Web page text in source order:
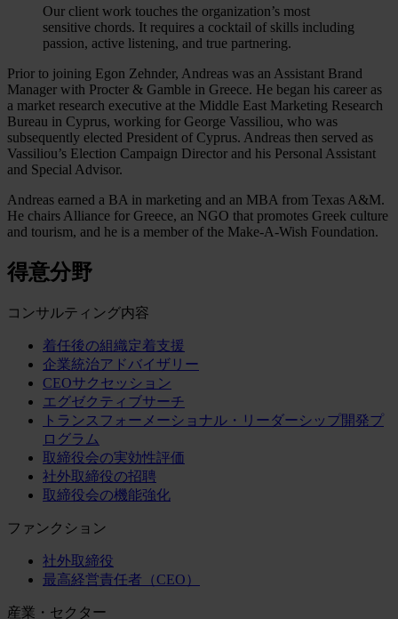
Our client work touches the organization’s most
sensitive chords. It requires a cocktail of skills including
passion, active listening, and true partnering.
Prior to joining Egon Zehnder, Andreas was an Assistant Brand
Manager with Procter & Gamble in Greece. He began his career as
a market research executive at the Middle East Marketing Research
Bureau in Cyprus, working for George Vassiliou, who was
subsequently elected President of Cyprus. Andreas then served as
Vassiliou’s Election Campaign Director and his Personal Assistant
and Special Advisor.
Andreas earned a BA in marketing and an MBA from Texas A&M.
He chairs Alliance for Greece, an NGO that promotes Greek culture
and tourism, and he is a member of the Make-A-Wish Foundation.
得意分野
コンサルティング内容
着任後の組織定着支援
企業統治アドバイザリー
CEOサクセッション
エグゼクティブサーチ
トランスフォーメーショナル・リーダーシップ開発プ
ログラム
取締役会の実効性評価
社外取締役の招聘
取締役会の機能強化
ファンクション
社外取締役
最高経営責任者（CEO）
産業・セクター